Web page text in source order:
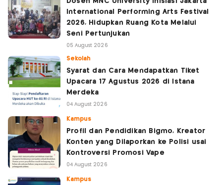
International Performing Arts Festival
2026, Hidupkan Ruang Kota Melalui
Seni Pertunjukan
05 August 2026
Sekolah
Syarat dan Cara Mendapatkan Tiket
Upacara 17 Agustus 2026 di Istana
Merdeka
04 August 2026
Kampus
Profil dan Pendidikan Bigmo, Kreator
Konten yang Dilaporkan ke Polisi usai
Kontroversi Promosi Vape
04 August 2026
Kampus